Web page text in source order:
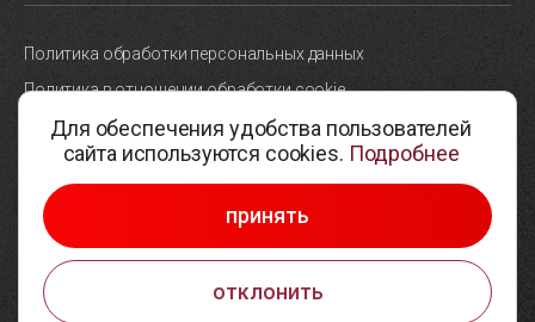
© 2005-2026, Парк высоких технологий
Разработка сайтов —Студия Борового
Политика обработки персональных данных
Политика в отношении обработки cookie
Карта сайта
Выбор настроек cookie
Для обеспечения удобства пользователей
сайта используются cookies. Подробнее
принять
отклонить